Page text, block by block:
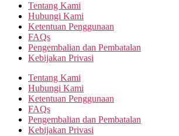
Tentang Kami
Hubungi Kami
Ketentuan Penggunaan
FAQs
Pengembalian dan Pembatalan
Kebijakan Privasi
Tentang Kami
Hubungi Kami
Ketentuan Penggunaan
FAQs
Pengembalian dan Pembatalan
Kebijakan Privasi